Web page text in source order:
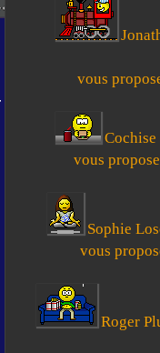
vous
Cochise
vous
Sophie
vous
Roger